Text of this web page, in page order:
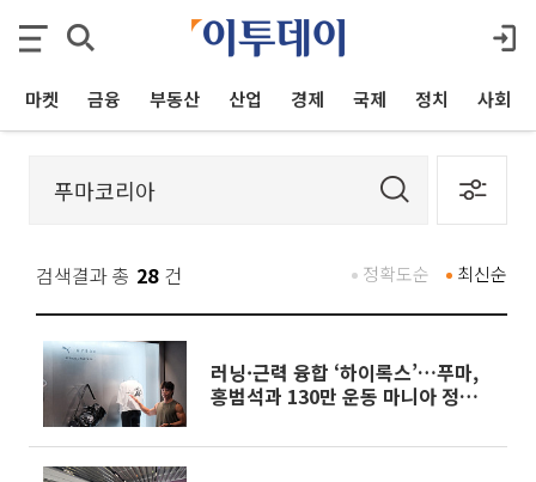
마켓 금융 부동산 산업 경제 국제 정치 사회
검색결과 총 28 건 최신순
정확도순
러닝·근력 융합 ‘하이록스’…푸마,
홍범석과 130만 운동 마니아 정조준